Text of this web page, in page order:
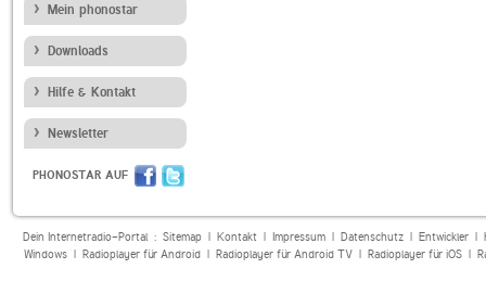
Mein phonostar
Downloads
Hilfe & Kontakt
Newsletter
PHONOSTAR AUF
Dein Internetradio-Portal : Sitemap| Kontakt| Impressum| Datenschutz| Entwickler|
Windows| Radioplayer für Android| Radioplayer für Android TV| Radioplayer für iOS|